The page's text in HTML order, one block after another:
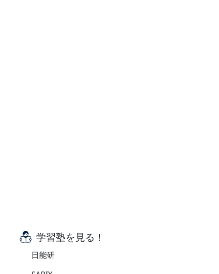
学習塾を見る！
日能研